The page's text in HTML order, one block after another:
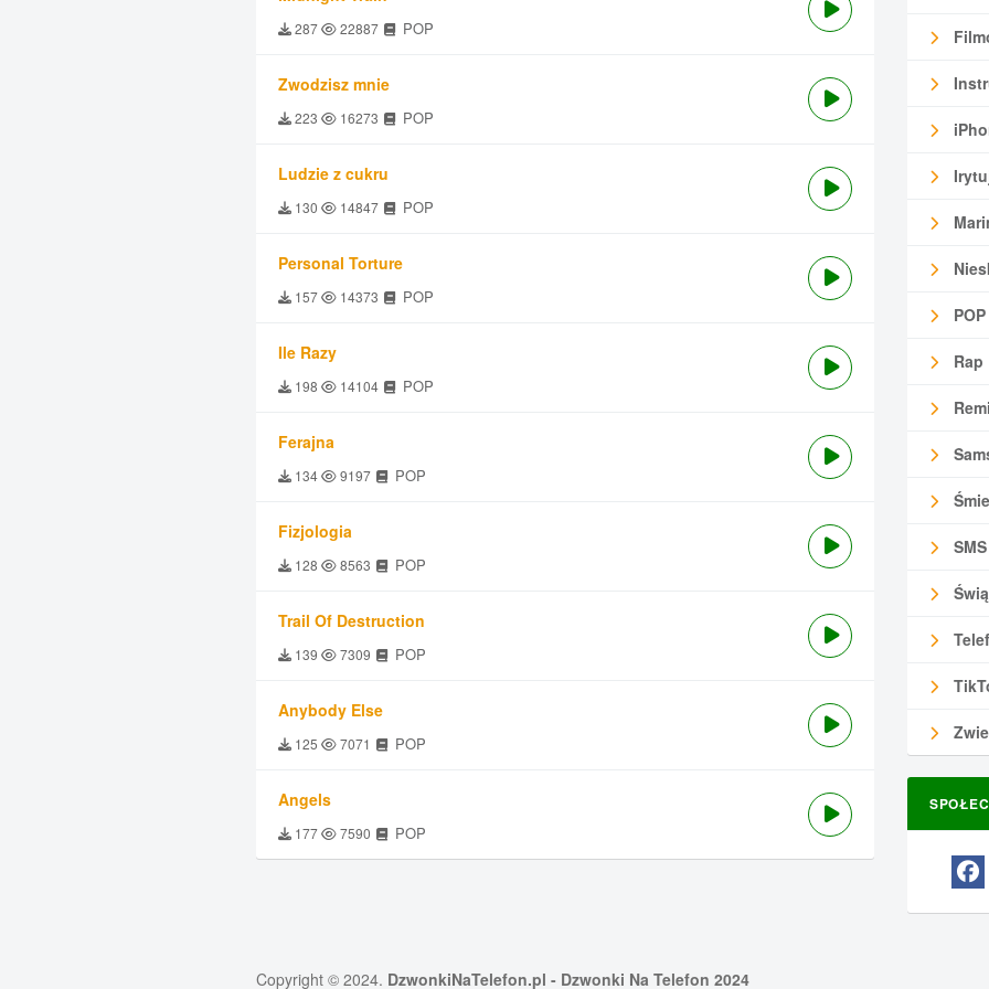
POP
Rap
SMS
287 22887 POP
Zwodzisz mnie
223 16273 POP
Ludzie z cukru
130 14847 POP
Personal Torture
157 14373 POP
Ile Razy
198 14104 POP
Ferajna
134 9197 POP
Fizjologia
128 8563 POP
Trail Of Destruction
139 7309 POP
Anybody Else
125 7071 POP
Angels
177 7590 POP
Copyright © 2024. DzwonkiNaTelefon.pl - Dzwonki Na Telefon 2024